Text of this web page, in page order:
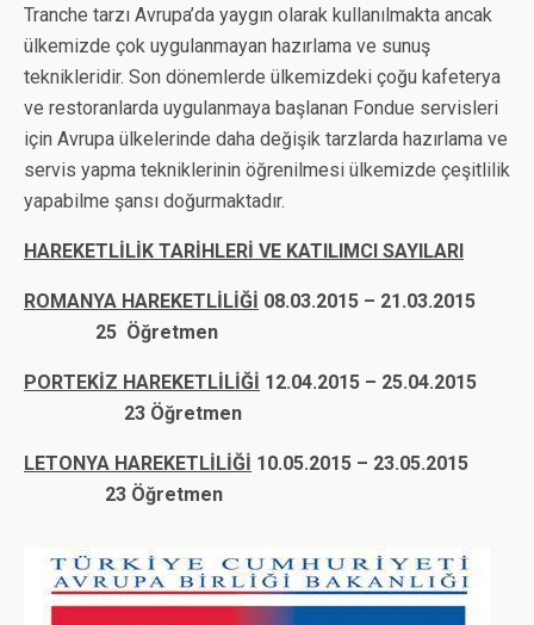
Tranche tarzı Avrupa’da yaygın olarak kullanılmakta ancak
ülkemizde çok uygulanmayan hazırlama ve sunuş
teknikleridir. Son dönemlerde ülkemizdeki çoğu kafeterya
ve restoranlarda uygulanmaya başlanan Fondue servisleri
için Avrupa ülkelerinde daha değişik tarzlarda hazırlama ve
servis yapma tekniklerinin öğrenilmesi ülkemizde çeşitlilik
yapabilme şansı doğurmaktadır.
HAREKETLİLİK TARİHLERİ VE KATILIMCI SAYILARI
ROMANYA HAREKETLİLİĞİ 08.03.2015 – 21.03.2015
25 Öğretmen
PORTEKİZ HAREKETLİLİĞİ 12.04.2015 – 25.04.2015
23 Öğretmen
LETONYA HAREKETLİLİĞİ 10.05.2015 – 23.05.2015
23 Öğretmen